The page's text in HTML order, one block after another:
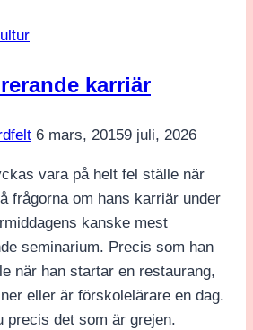
karriär
6 mars, 20159 juli, 2026
vara på helt fel ställe när
frågorna om hans karriär under
kanske mest
seminarium. Precis som han
när han startar en restaurang,
eller är förskolelärare en dag.
precis det som är grejen.